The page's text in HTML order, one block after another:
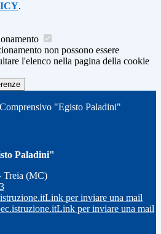
.
non possono essere
l'elenco nella pagina della cookie
"Egisto Paladini"
Paladini"
Treia (MC)
Link per inviare una mail
Link per inviare una mail